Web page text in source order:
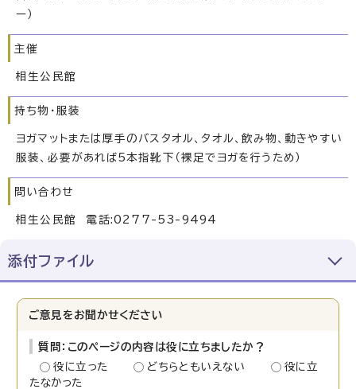
ー）
主催
相生公民館
持ち物・服装
ヨガマットまたは厚手のバスタオル、タオル、飲み物、動きやすい
服装、必要があれば5本指靴下（裸足でヨガを行うため）
問い合わせ
相生公民館 電話:0277-53-9494
添付ファイル
ご意見をお聞かせください
質問：このページの内容は役に立ちましたか？
役に立った
どちらともいえない
役に立
たなかった